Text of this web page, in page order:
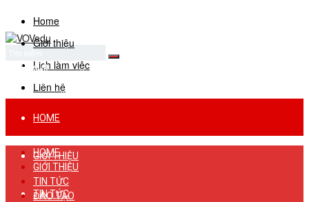
Home
Giới thiệu
Lịch làm việc
Liên hệ
No Result
View All Result
HOME
GIỚI THIỆU
TIN TỨC
HOME
GIỚI THIỆU
TIN TỨC
ĐÀO TẠO